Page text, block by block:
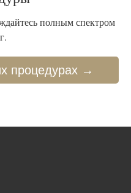
полным спектром
процедурах →